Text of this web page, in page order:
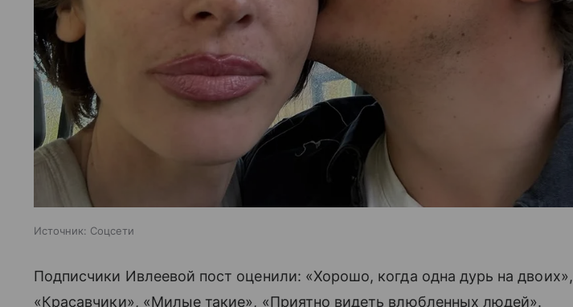
Источник: Соцсети
Подписчики Ивлеевой пост оценили: «Хорошо, когда одна дурь на двоих»,
«Красавчики», «Милые такие», «Приятно видеть влюбленных людей».